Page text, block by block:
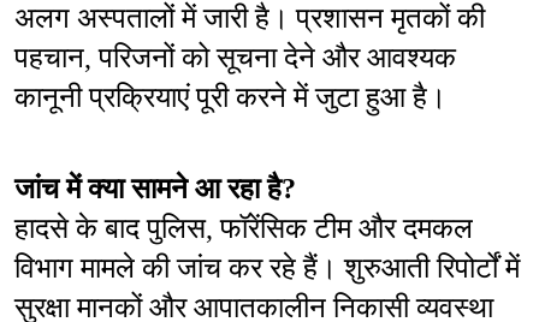
अलग अस्पतालों में जारी है। प्रशासन मृतकों की
पहचान, परिजनों को सूचना देने और आवश्यक
कानूनी प्रक्रियाएं पूरी करने में जुटा हुआ है।
जांच में क्या सामने आ रहा है?
हादसे के बाद पुलिस, फॉरेंसिक टीम और दमकल
विभाग मामले की जांच कर रहे हैं। शुरुआती रिपोर्टों में
सुरक्षा मानकों और आपातकालीन निकासी व्यवस्था